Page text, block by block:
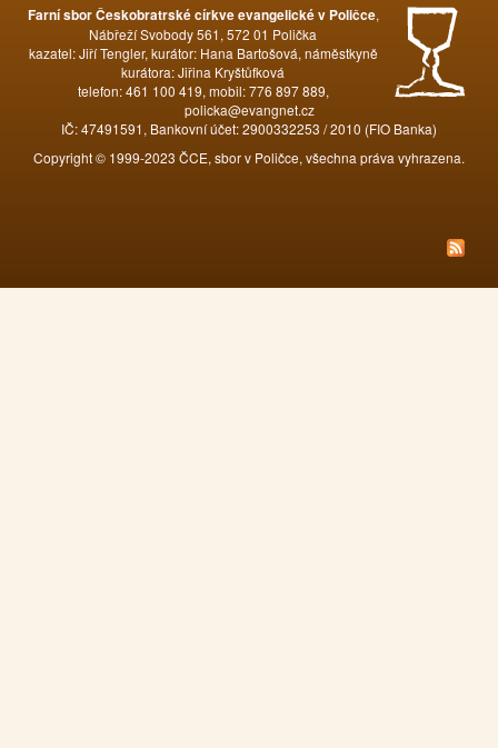
Farní sbor Českobratrské církve evangelické v Poličce,
Nábřeží Svobody 561, 572 01 Polička
kazatel: Jiří Tengler, kurátor: Hana Bartošová, náměstkyně
kurátora: Jiřina Kryštůfková
telefon: 461 100 419, mobil: 776 897 889,
policka@evangnet.cz
IČ: 47491591, Bankovní účet: 2900332253 / 2010 (FIO Banka)
Copyright © 1999-2023 ČCE, sbor v Poličce, všechna práva vyhrazena.